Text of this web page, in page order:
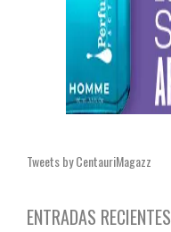
Tweets by CentauriMagazz
ENTRADAS RECIENTES